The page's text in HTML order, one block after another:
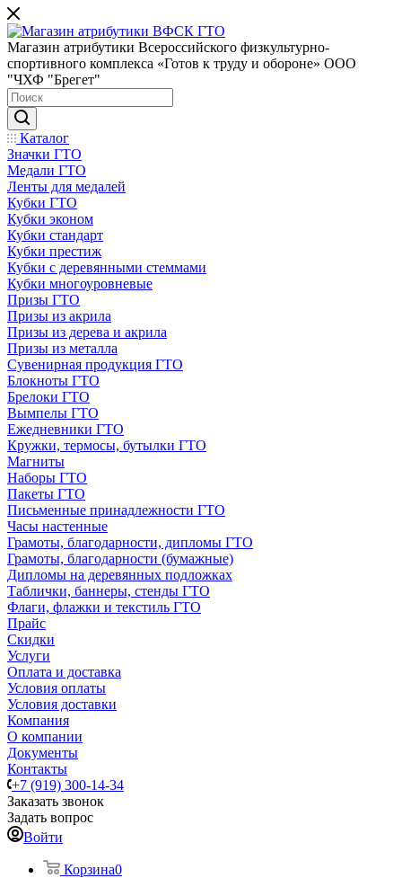
Магазин атрибутики Всероссийского физкультурно-
спортивного комплекса «Готов к труду и обороне» ООО
"ЧХФ "Брегет"
Каталог
Значки ГТО
Медали ГТО
Ленты для медалей
Кубки ГТО
Кубки эконом
Кубки стандарт
Кубки престиж
Кубки с деревянными стеммами
Кубки многоуровневые
Призы ГТО
Призы из акрила
Призы из дерева и акрила
Призы из металла
Сувенирная продукция ГТО
Блокноты ГТО
Брелоки ГТО
Вымпелы ГТО
Ежедневники ГТО
Кружки, термосы, бутылки ГТО
Магниты
Наборы ГТО
Пакеты ГТО
Письменные принадлежности ГТО
Часы настенные
Грамоты, благодарности, дипломы ГТО
Грамоты, благодарности (бумажные)
Дипломы на деревянных подложках
Таблички, баннеры, стенды ГТО
Флаги, флажки и текстиль ГТО
Прайс
Скидки
Услуги
Оплата и доставка
Условия оплаты
Условия доставки
Компания
О компании
Документы
Контакты
+7 (919) 300-14-34
Заказать звонок
Задать вопрос
Войти
Корзина0